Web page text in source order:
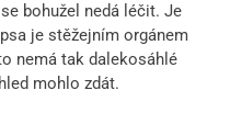
bohužel nedá léčit. Je
je stěžejním orgánem
nemá tak dalekosáhlé
mohlo zdát.